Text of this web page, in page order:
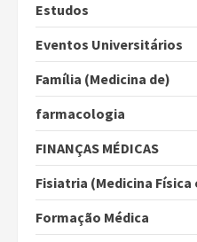
Estudos
Eventos Universitários
Família (Medicina de)
farmacologia
FINANÇAS MÉDICAS
Fisiatria (Medicina
Formação Médica